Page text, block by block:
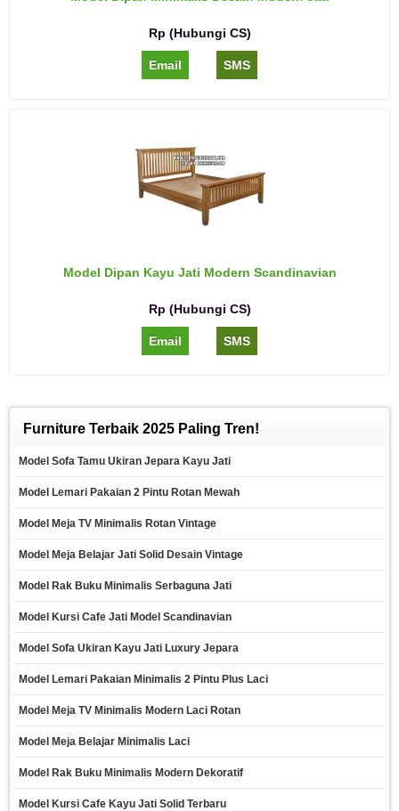
Rp (Hubungi CS)
Email SMS
Model Dipan Kayu Jati Modern Scandinavian
Rp (Hubungi CS)
Email SMS
Furniture Terbaik 2025 Paling Tren!
Model Sofa Tamu Ukiran Jepara Kayu Jati
Model Lemari Pakaian 2 Pintu Rotan Mewah
Model Meja TV Minimalis Rotan Vintage
Model Meja Belajar Jati Solid Desain Vintage
Model Rak Buku Minimalis Serbaguna Jati
Model Kursi Cafe Jati Model Scandinavian
Model Sofa Ukiran Kayu Jati Luxury Jepara
Model Lemari Pakaian Minimalis 2 Pintu Plus Laci
Model Meja TV Minimalis Modern Laci Rotan
Model Meja Belajar Minimalis Laci
Model Rak Buku Minimalis Modern Dekoratif
Model Kursi Cafe Kayu Jati Solid Terbaru